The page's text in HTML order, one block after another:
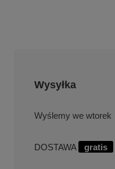
Wysyłka
we wtorek
DOSTAWA gratis